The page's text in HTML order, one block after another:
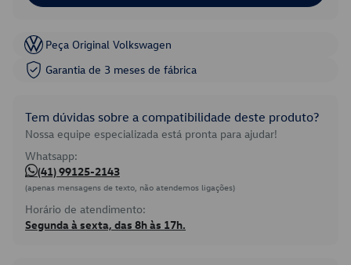
Peça Original Volkswagen
Garantia de 3 meses de fábrica
Tem dúvidas sobre a compatibilidade deste produto?
Nossa equipe especializada está pronta para ajudar!
Whatsapp:
(41) 99125-2143
(apenas mensagens de texto, não atendemos ligações)
Horário de atendimento:
Segunda à sexta, das 8h às 17h.